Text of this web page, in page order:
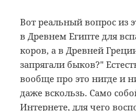
Вот реальный вопрос из
в Древнем Египте для
коров, а в Древней
запрягали быков?"
вообще про это нигде и
даже вскользь. Само
Интернете, для чего